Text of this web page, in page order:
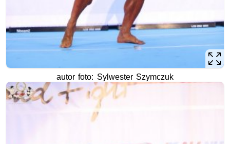
autor foto: Sylwester Szymczuk